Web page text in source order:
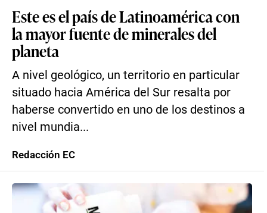
Este es el país de Latinoamérica con
la mayor fuente de minerales del
planeta
A nivel geológico, un territorio en particular
situado hacia América del Sur resalta por
haberse convertido en uno de los destinos a
nivel mundia...
Redacción EC